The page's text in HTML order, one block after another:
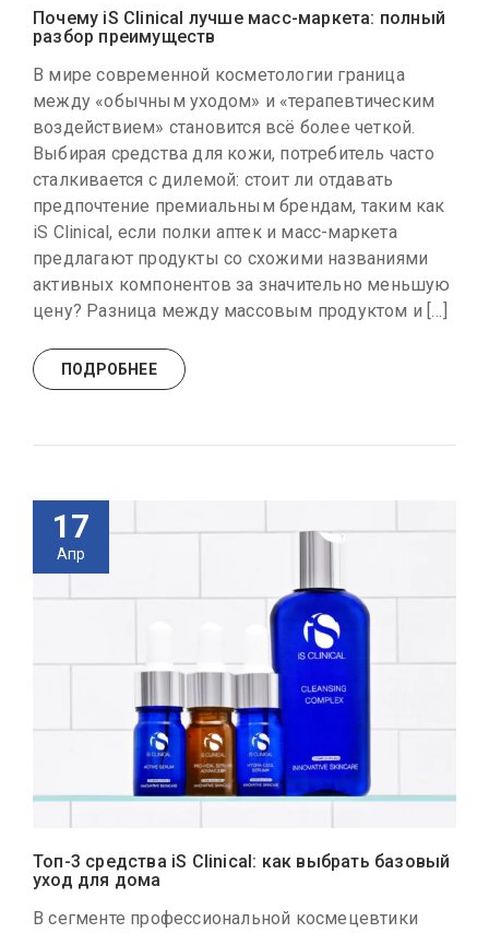
Почему iS Clinical лучше масс-маркета: полный
разбор преимуществ
В мире современной косметологии граница
между «обычным уходом» и «терапевтическим
воздействием» становится всё более четкой.
Выбирая средства для кожи, потребитель часто
сталкивается с дилемой: стоит ли отдавать
предпочтение премиальным брендам, таким как
iS Clinical, если полки аптек и масс-маркета
предлагают продукты со схожими названиями
активных компонентов за значительно меньшую
цену? Разница между массовым продуктом и […]
ПОДРОБНЕЕ
17
Апр
Топ-3 средства iS Clinical: как выбрать базовый
уход для дома
В сегменте профессиональной космецевтики